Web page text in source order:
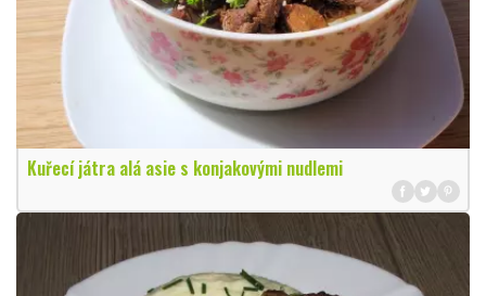
Kuřecí játra alá asie s konjakovými nudlemi